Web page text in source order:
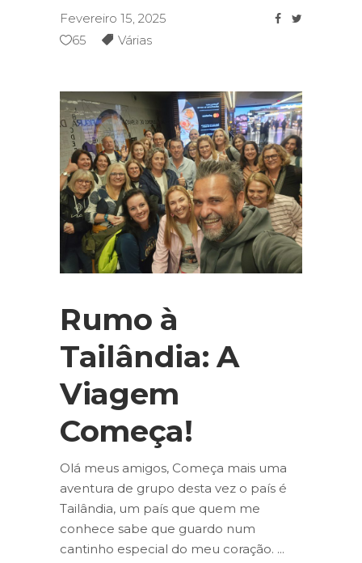
Fevereiro 15, 2025
65
Várias
Rumo à
Tailândia: A
Viagem
Começa!
Olá meus amigos, Começa mais uma
aventura de grupo desta vez o país é
Tailândia, um país que quem me
conhece sabe que guardo num
cantinho especial do meu coração.